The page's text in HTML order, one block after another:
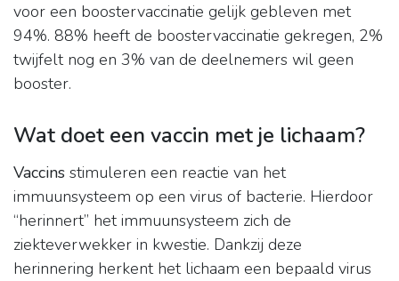
voor een boostervaccinatie gelijk gebleven met
94%. 88% heeft de boostervaccinatie gekregen, 2%
twijfelt nog en 3% van de deelnemers wil geen
booster.
Wat doet een vaccin met je lichaam?
Vaccins stimuleren een reactie van het
immuunsysteem op een virus of bacterie. Hierdoor
“herinnert” het immuunsysteem zich de
ziekteverwekker in kwestie. Dankzij deze
herinnering herkent het lichaam een bepaald virus